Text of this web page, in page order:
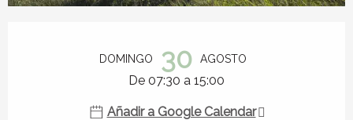
DOMINGO 30 AGOSTO
De 07:30 a 15:00
Añadir a Google Calendar